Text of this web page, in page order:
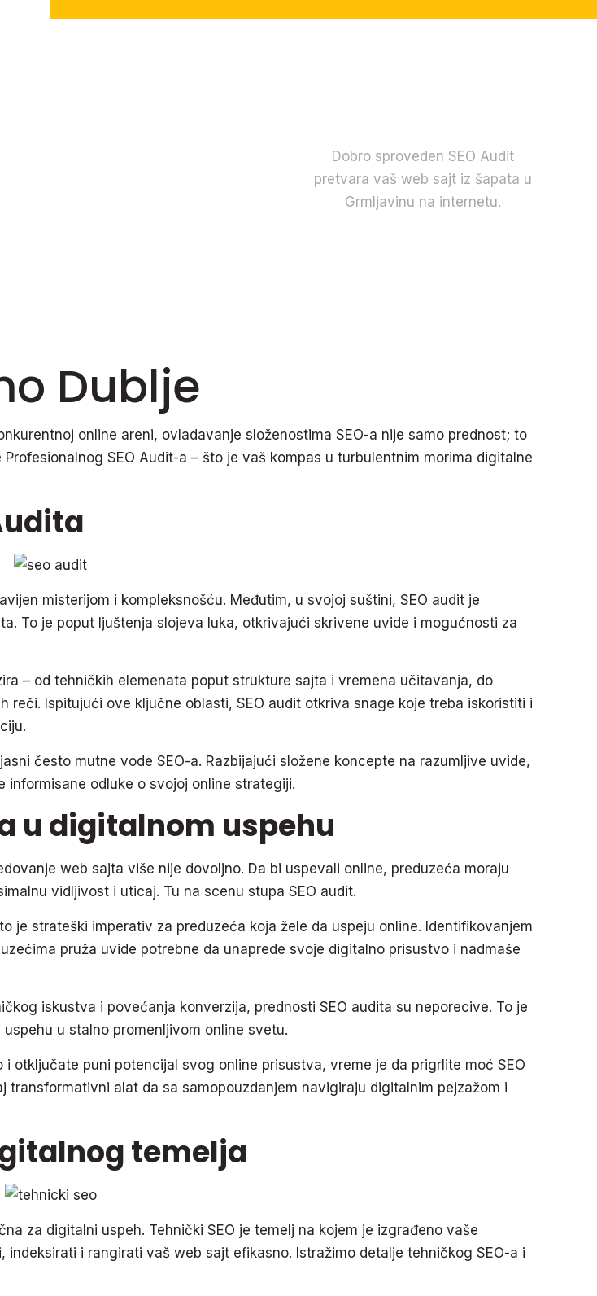
Dobro sproveden SEO Audit
pretvara vaš web sajt iz šapata u
Grmljavinu na internetu.
Dublje
online areni, ovladavanje složenostima SEO-a nije samo prednost; to
SEO Audit-a – što je vaš kompas u turbulentnim morima digitalne
misterijom i kompleksnošću. Međutim, u svojoj suštini, SEO audit je
To je poput ljuštenja slojeva luka, otkrivajući skrivene uvide i mogućnosti za
– od tehničkih elemenata poput strukture sajta i vremena učitavanja, do
Ispitujući ove ključne oblasti, SEO audit otkriva snage koje treba iskoristiti i
često mutne vode SEO-a. Razbijajući složene koncepte na razumljive uvide,
informisane odluke o svojoj online strategiji.
u digitalnom uspehu
web sajta više nije dovoljno. Da bi uspevali online, preduzeća moraju
vidljivost i uticaj. Tu na scenu stupa SEO audit.
je strateški imperativ za preduzeća koja žele da uspeju online. Identifikovanjem
pruža uvide potrebne da unaprede svoje digitalno prisustvo i nadmaše
iskustva i povećanja konverzija, prednosti SEO audita su neporecive. To je
u stalno promenljivom online svetu.
puni potencijal svog online prisustva, vreme je da prigrlite moć SEO
alat da sa samopouzdanjem navigiraju digitalnim pejzažom i
temelja
za digitalni uspeh. Tehnički SEO je temelj na kojem je izgrađeno vaše
i rangirati vaš web sajt efikasno. Istražimo detalje tehničkog SEO-a i